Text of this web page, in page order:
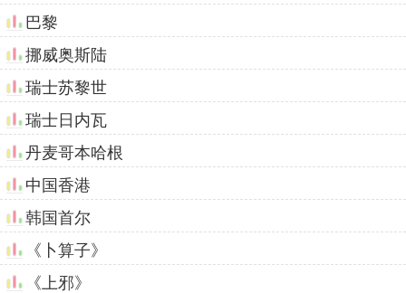
巴黎
挪威奥斯陆
瑞士苏黎世
瑞士日内瓦
丹麦哥本哈根
中国香港
韩国首尔
《卜算子》
《上邪》